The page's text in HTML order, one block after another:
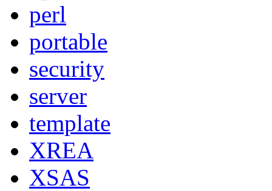
perl
portable
security
server
template
XREA
XSAS